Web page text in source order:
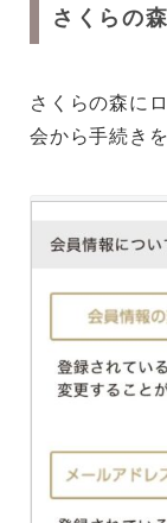
さくらの
さくらの森に
会から手続き